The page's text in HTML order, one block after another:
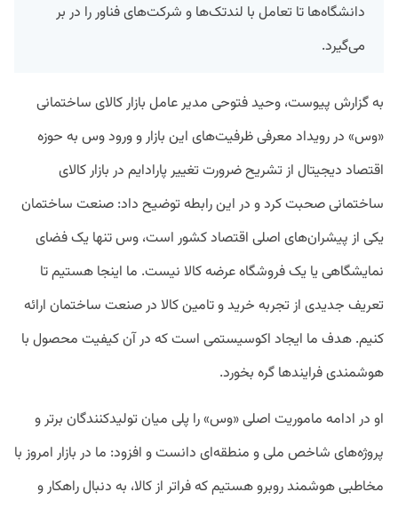
دانشگاه‌ها تا تعامل با لندتک‌ها و شرکت‌های فناور را در بر
می‌گیرد.
به گزارش پیوست، وحید فتوحی مدیر عامل بازار کالای ساختمانی
«وس» در رویداد معرفی ظرفیت‌های این بازار و ورود وس به حوزه
اقتصاد دیجیتال از تشریح ضرورت تغییر پارادایم در بازار کالای
ساختمانی صحبت کرد و در این رابطه توضیح داد: صنعت ساختمان
یکی از پیشران‌های اصلی اقتصاد کشور است، وس تنها یک فضای
نمایشگاهی یا یک فروشگاه عرضه کالا نیست. ما اینجا هستیم تا
تعریف جدیدی از تجربه خرید و تامین کالا در صنعت ساختمان ارائه
کنیم. هدف ما ایجاد اکوسیستمی است که در آن کیفیت محصول با
هوشمندی فرایندها گره بخورد.
او در ادامه ماموریت اصلی «وس» را پلی میان تولیدکنندگان برتر و
پروژه‌های شاخص ملی و منطقه‌ای دانست و افزود: ما در بازار امروز با
مخاطبی هوشمند روبرو هستیم که فراتر از کالا، به دنبال راهکار و